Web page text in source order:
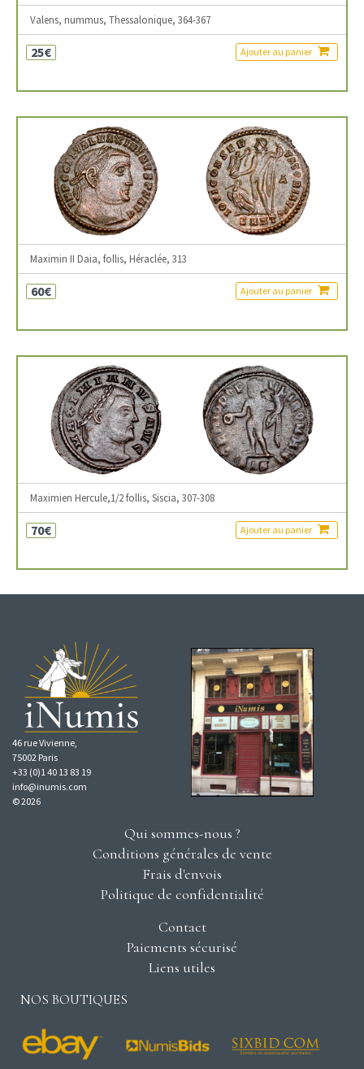
Valens, nummus, Thessalonique, 364-367
25€ Ajouter au panier
Maximin II Daia, follis, Héraclée, 313
60€ Ajouter au panier
Maximien Hercule,1/2 follis, Siscia, 307-308
70€ Ajouter au panier
46 rue Vivienne,
75002 Paris
+33 (0)1 40 13 83 19
info@inumis.com
© 2026
Qui sommes-nous ?
Conditions générales de vente
Frais d'envois
Politique de confidentialité
Contact
Paiements sécurisé
Liens utiles
NOS BOUTIQUES